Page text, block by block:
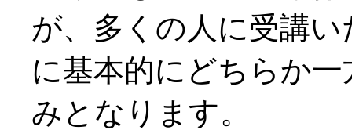
が、多くの人に受講
に基本的にどちらか
みとなります。